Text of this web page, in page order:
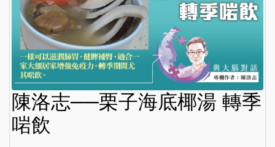
陳洛志──栗子海底椰湯 轉季
啱飲